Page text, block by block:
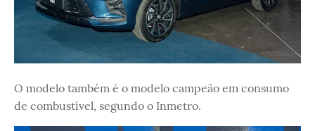
O modelo também é o modelo campeão em consumo
de combustível, segundo o Inmetro.